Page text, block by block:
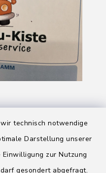
technisch notwendige
Darstellung unserer
zur Nutzung
gesondert abgefragt.